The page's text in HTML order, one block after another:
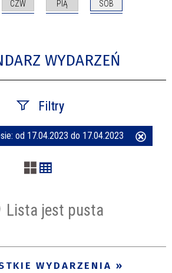
CZW PIĄ SOB
WYDARZEŃ
Filtry
od 17.04.2023 do 17.04.2023
Lista jest pusta
WYDARZENIA